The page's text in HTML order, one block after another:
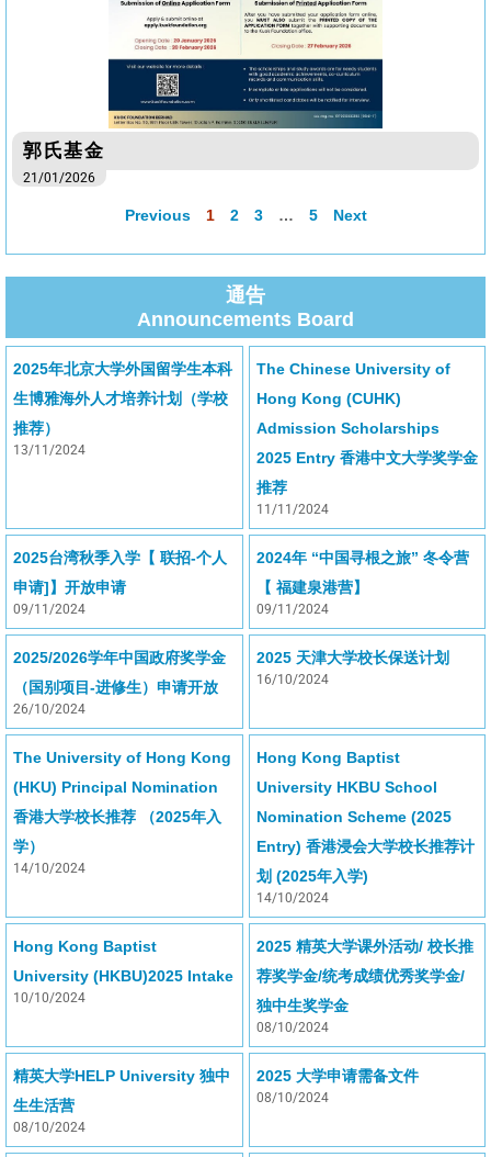
通告
Announcements Board
2025年北京大学外国留学生本科
生博雅海外人才培养计划（学校
推荐）
13/11/2024
The Chinese University of
Hong Kong (CUHK)
Admission Scholarships
2025 Entry 香港中文大学奖学金
推荐
11/11/2024
2025台湾秋季入学【 联招-个人
申请]】开放申请
09/11/2024
2024年 “中国寻根之旅” 冬令营
【 福建泉港营】
09/11/2024
2025/2026学年中国政府奖学金
（国别项目-进修生）申请开放
26/10/2024
2025 天津大学校长保送计划
16/10/2024
The University of Hong Kong
(HKU) Principal Nomination
香港大学校长推荐 （2025年入
学）
14/10/2024
Hong Kong Baptist
University HKBU School
Nomination Scheme (2025
Entry) 香港浸会大学校长推荐计
划 (2025年入学)
14/10/2024
Hong Kong Baptist
University (HKBU)2025 Intake
10/10/2024
2025 精英大学课外活动/ 校长推
荐奖学金/统考成绩优秀奖学金/
独中生奖学金
08/10/2024
精英大学HELP University 独中
生生活营
08/10/2024
2025 大学申请需备文件
08/10/2024
郭氏基金
21/01/2026
Previous 1 2 3 … 5 Next